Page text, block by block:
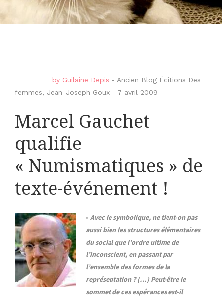
by Guilaine Depis - Ancien Blog Éditions Des
femmes, Jean-Joseph Goux - 7 avril 2009
Marcel Gauchet
qualifie
« Numismatiques » de
texte-événement !
« Avec le symbolique, ne tient-on pas
aussi bien les structures élémentaires
du social que l’ordre ultime de
l’inconscient, en passant par
l’ensemble des formes de la
représentation ? (…) Peut-être le
sommet de ces espérances est-il